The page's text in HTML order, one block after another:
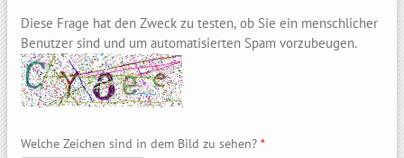
Diese Frage hat den Zweck zu testen, ob Sie ein menschlicher
Benutzer sind und um automatisierten Spam vorzubeugen.
Welche Zeichen sind in dem Bild zu sehen? *